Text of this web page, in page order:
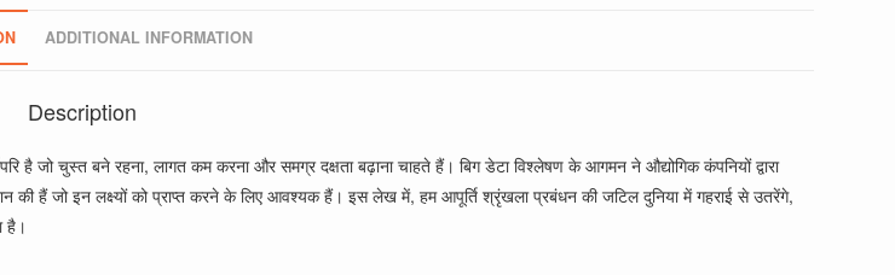
ADDITIONAL INFORMATION
Description
है जो चुस्त बने रहना, लागत कम करना और समग्र दक्षता बढ़ाना चाहते हैं। बिग डेटा विश्लेषण के आगमन ने औद्योगिक कंपनियों द्वारा
की हैं जो इन लक्ष्यों को प्राप्त करने के लिए आवश्यक हैं। इस लेख में, हम आपूर्ति श्रृंखला प्रबंधन की जटिल दुनिया में गहराई से उतरेंगे,
है।